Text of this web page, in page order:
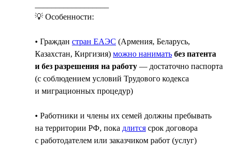
💡 Особенности:
• Граждан стран ЕАЭС (Армения, Беларусь,
Казахстан, Киргизия) можно нанимать без патента
и без разрешения на работу — достаточно паспорта
(с соблюдением условий Трудового кодекса
и миграционных процедур)
• Работники и члены их семей должны пребывать
на территории РФ, пока длится срок договора
с работодателем или заказчиком работ (услуг)